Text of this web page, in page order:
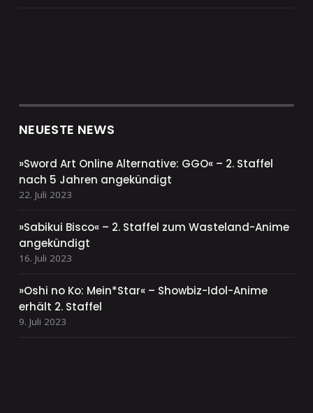
NEUESTE NEWS
»Sword Art Online Alternative: GGO« – 2. Staffel
nach 5 Jahren angekündigt
22. Juli 2023
»Sabikui Bisco« – 2. Staffel zum Wasteland-Anime
angekündigt
16. Juli 2023
»Oshi no Ko: Mein*Star« – Showbiz-Idol-Anime
erhält 2. Staffel
9. Juli 2023